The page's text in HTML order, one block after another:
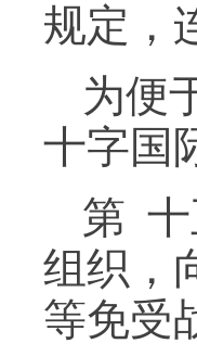
规定，
为便
十字国
第 十
组织，
等免受